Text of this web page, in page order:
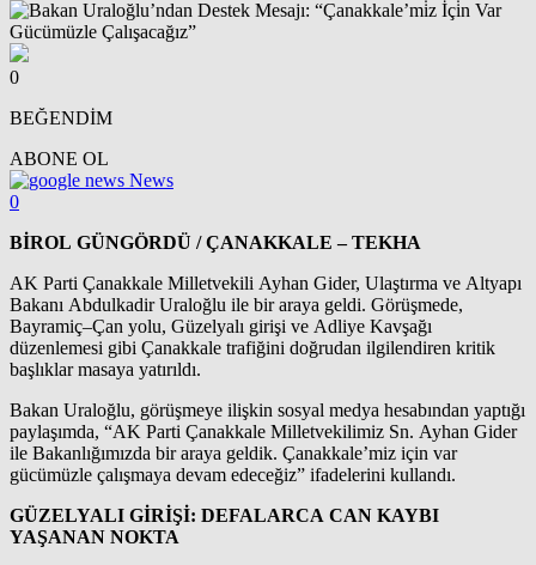
0
BEĞENDİM
ABONE OL
News
0
BİROL GÜNGÖRDÜ / ÇANAKKALE – TEKHA
AK Parti Çanakkale Milletvekili Ayhan Gider, Ulaştırma ve Altyapı
Bakanı Abdulkadir Uraloğlu ile bir araya geldi. Görüşmede,
Bayramiç–Çan yolu, Güzelyalı girişi ve Adliye Kavşağı
düzenlemesi gibi Çanakkale trafiğini doğrudan ilgilendiren kritik
başlıklar masaya yatırıldı.
Bakan Uraloğlu, görüşmeye ilişkin sosyal medya hesabından yaptığı
paylaşımda, “AK Parti Çanakkale Milletvekilimiz Sn. Ayhan Gider
ile Bakanlığımızda bir araya geldik. Çanakkale’miz için var
gücümüzle çalışmaya devam edeceğiz” ifadelerini kullandı.
GÜZELYALI GİRİŞİ: DEFALARCA CAN KAYBI
YAŞANAN NOKTA